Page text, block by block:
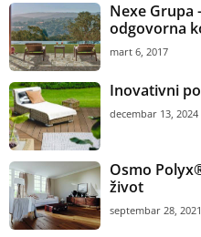
Nexe Grupa
odgovorna
mart 6, 2017
Inovativni
decembar 13, 2024
Osmo
život
septembar 28, 2021